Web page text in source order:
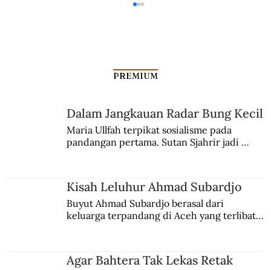
Segregasi Lewat Bukti Registrasi
PREMIUM
Dalam Jangkauan Radar Bung Kecil
Maria Ullfah terpikat sosialisme pada
pandangan pertama. Sutan Sjahrir jadi
Kisah Leluhur Ahmad Subardjo
Buyut Ahmad Subardjo berasal dari
keluarga terpandang di Aceh yang terlibat
Agar Bahtera Tak Lekas Retak